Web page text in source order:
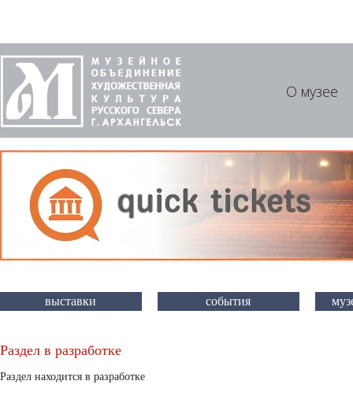
О музее
выставки события
Раздел в разработке
Раздел находится в разработке